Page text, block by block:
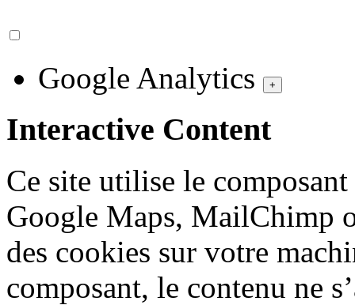
Google Analytics +
Interactive Content
Ce site utilise le
Google Maps, MailChimp
des cookies sur votre
composant, le contenu ne